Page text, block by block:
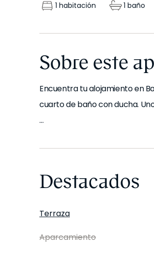
1 habitación 1 baño
Sobre este
Encuentra tu alojamiento en
cuarto de baño con ducha.
sientas como en casa desde
reducida y acceso para
Destacados
Terraza
Aparcamiento